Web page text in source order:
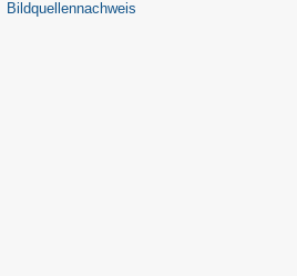
Bildquellennachweis